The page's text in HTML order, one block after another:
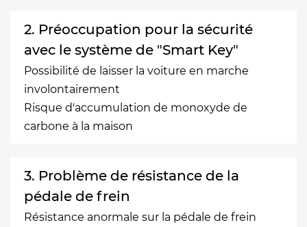
2. Préoccupation pour la sécurité
avec le système de "Smart Key"
Possibilité de laisser la voiture en marche
involontairement
Risque d'accumulation de monoxyde de
carbone à la maison
3. Problème de résistance de la
pédale de frein
Résistance anormale sur la pédale de frein